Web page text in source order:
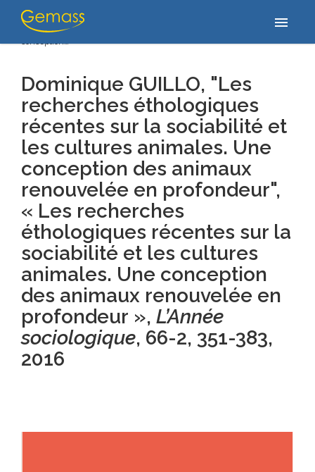
menu
Accueil/Publications
éthologiques récentes sur la sociabilité et les cultures animales. Une
conception…
Dominique GUILLO, "Les
recherches éthologiques
récentes sur la sociabilité et
les cultures animales. Une
conception des animaux
renouvelée en profondeur",
« Les recherches
éthologiques récentes sur la
sociabilité et les cultures
animales. Une conception
des animaux renouvelée en
profondeur », L’Année
sociologique, 66-2, 351-383,
2016